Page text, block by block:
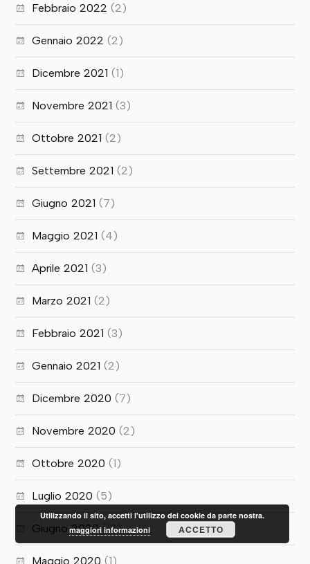
Febbraio 2022 (2)
Gennaio 2022 (2)
Dicembre 2021 (1)
Novembre 2021 (3)
Ottobre 2021 (2)
Settembre 2021 (2)
Giugno 2021 (7)
Maggio 2021 (4)
Aprile 2021 (3)
Marzo 2021 (2)
Febbraio 2021 (3)
Gennaio 2021 (2)
Dicembre 2020 (7)
Novembre 2020 (2)
Ottobre 2020 (1)
Luglio 2020 (5)
Giugno 2020(10)
Maggio 2020 (1)
Utilizzando il sito, accetti l'utilizzo dei cookie da parte nostra.
maggiori informazioni
ACCETTO